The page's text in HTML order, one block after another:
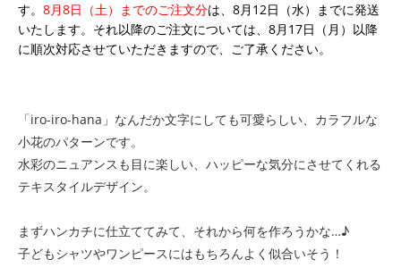
す。 8月8日（土）までのご注文分は、8月12日（水）までに発送
いたします。それ以降のご注文については、8月17日（月）以降
に順次対応させていただきますので、ご了承ください。
「iro-iro-hana」なんだか文字にしても可愛らしい、カラフルな
小花のパターンです。
水彩のニュアンスも目に楽しい、ハッピーな気分にさせてくれる
テキスタイルデザイン。
まずハンカチに仕立ててみて、それから何を作ろうかな…♪
子どもシャツやワンピースにはもちろんよく似合いそう！